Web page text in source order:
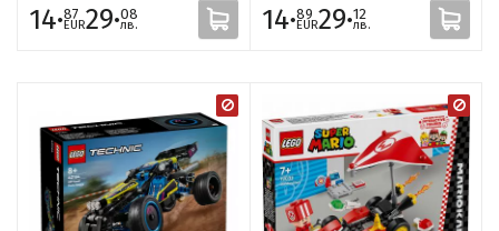
14·87
EUR29·08
лв. 14·89
EUR29·12
лв.